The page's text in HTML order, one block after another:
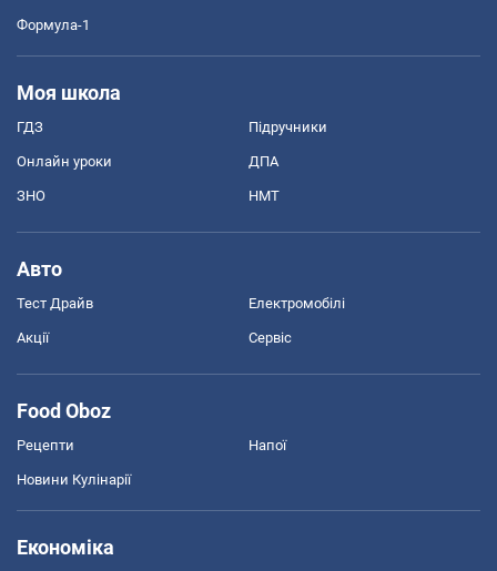
Формула-1
Моя школа
ГДЗ Підручники
Онлайн уроки ДПА
ЗНО НМТ
Авто
Тест Драйв Електромобілі
Акції Сервіс
Food Oboz
Рецепти Напої
Новини Кулінарії
Економіка